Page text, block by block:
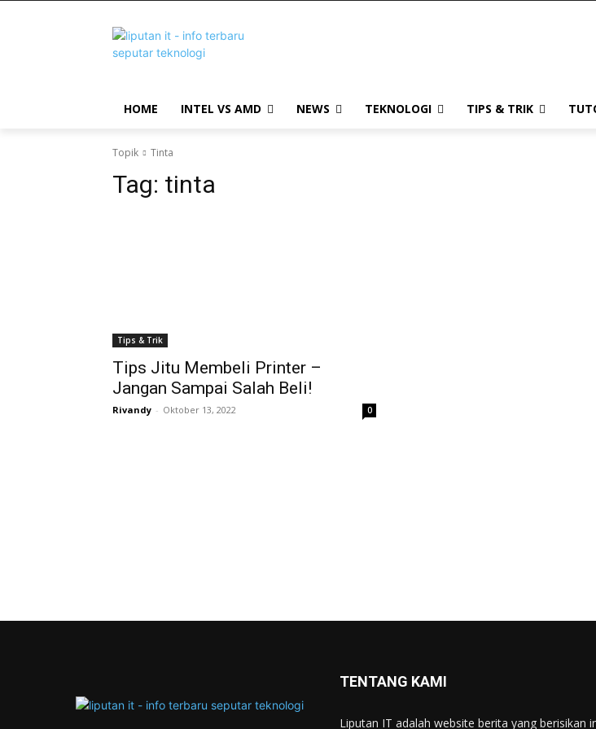
HOME INTEL VS AMD NEWS TEKNOLOGI TIPS & TRIK
Topik Tinta
Tag: tinta
Tips & Trik
Tips Jitu Membeli Printer –
Jangan Sampai Salah Beli!
Rivandy - Oktober 13, 2022 0
TENTANG KAMI
Liputan IT adalah website berita yang berisikan